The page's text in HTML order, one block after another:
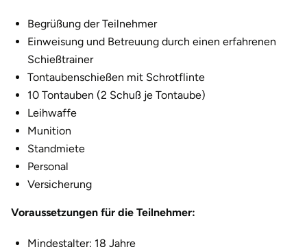
Begrüßung der Teilnehmer
Einweisung und Betreuung durch einen erfahrenen
Schießtrainer
Tontaubenschießen mit Schrotflinte
10 Tontauben (2 Schuß je Tontaube)
Leihwaffe
Munition
Standmiete
Personal
Versicherung
Voraussetzungen für die Teilnehmer:
Mindestalter: 18 Jahre
Flensburg
Frankfurt am Main
Freiberg
Freiburg